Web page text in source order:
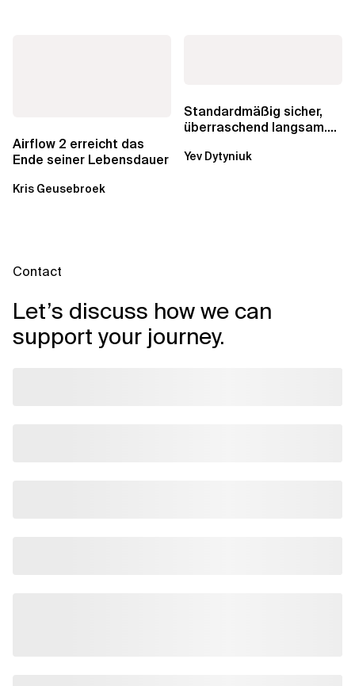
Airflow 2 erreicht das
Ende seiner Lebensdauer
Kris Geusebroek
Standardmäßig sicher,
überraschend langsam.
über die RDS...
Yev Dytyniuk
Contact
Let’s discuss how we can
support your journey.